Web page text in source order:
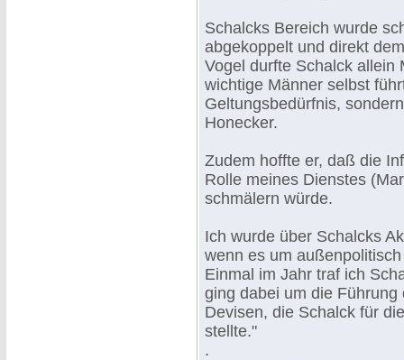
Schalcks Bereich wurde
abgekoppelt und direkt
Vogel durfte Schalck allein
wichtige Männer selbst
Geltungsbedürfnis,
Honecker.
Zudem hoffte er, daß die
Rolle meines Dienstes
schmälern würde.
Ich wurde über Schalcks
wenn es um
Einmal im Jahr traf ich
ging dabei um die
Devisen, die Schalck für
stellte."
.